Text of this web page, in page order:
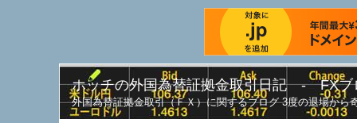
ホッチの外国為替証拠金取引日記 - FXブ
外国為替証拠金取引（ＦＸ）に関するブログ 3度の退場か